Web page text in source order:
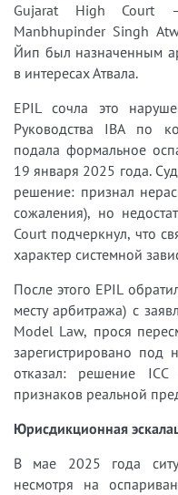
Gujarat High Court
Manbhupinder Singh
Йип был назначенным
в интересах Атвала.
EPIL сочла это
Руководства IBA по
подала формальное
19 января 2025 года.
решение: признал
сожаления), но
Court подчеркнул, что
характер системной
После этого EPIL
месту арбитража) с
Model Law, прося
зарегистрировано под
отказал: решение
признаков реальной
Юрисдикционная
В мае 2025 года
несмотря на